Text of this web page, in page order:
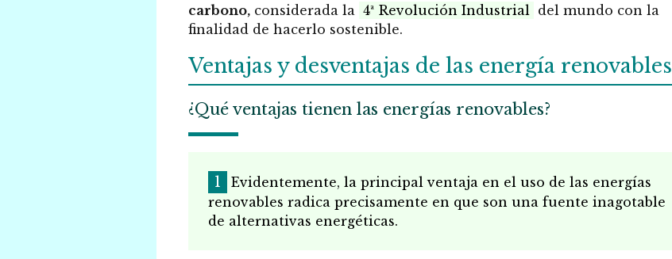
carbono, considerada la 4ª Revolución Industrial del mundo con la
finalidad de hacerlo sostenible.
Ventajas y desventajas de las energía renovables
¿Qué ventajas tienen las energías renovables?
Evidentemente, la principal ventaja en el uso de las energías
renovables radica precisamente en que son una fuente inagotable
de alternativas energéticas.